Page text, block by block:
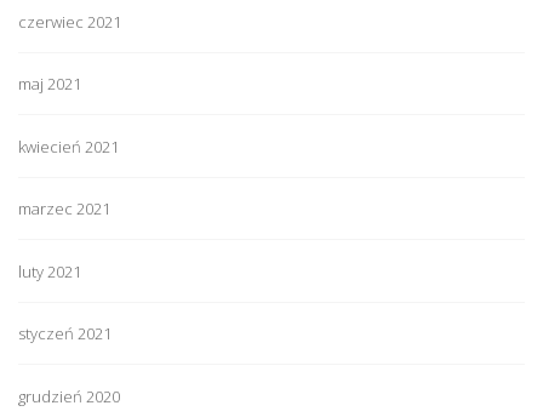
czerwiec 2021
maj 2021
kwiecień 2021
marzec 2021
luty 2021
styczeń 2021
grudzień 2020